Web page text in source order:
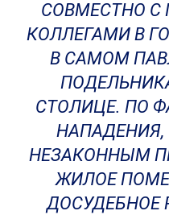
СОВМЕСТНО
КОЛЛЕГАМИ В
В САМОМ
СТОЛИЦЕ. ПО
НЕЗАКОННЫМ
ЖИЛОЕ
ДОСУДЕБНОЕ